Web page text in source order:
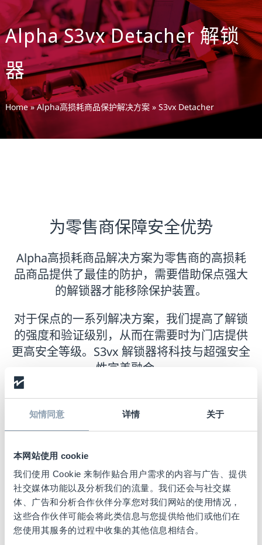
知情同意 详情 关于
本网站使用 cookie
我们使用 Cookie 来制作贴合用户需求的内容与广告、提供
社交媒体功能以及分析我们的流量。我们还会与社交媒
体、广告和分析合作伙伴分享您对我们网站的使用情况，
这些合作伙伴可能会将此类信息与您提供给他们或他们在
您使用其服务的过程中收集的其他信息相结合。
Alpha S3vx Detacher 解锁
器
Home»Alpha高损耗商品保护解决方案» S3vx Detacher
为零售商保障安全优势
Alpha高损耗商品解决方案为零售商的高损耗
品商品提供了最佳的防护，需要借助保点强大
的解锁器才能移除保护装置。
对于保点的一系列解决方案，我们提高了解锁
的强度和验证级别，从而在需要时为门店提供
更高安全等级。S3vx 解锁器将科技与超强安全
性完美融合。
除非采用具有相同唯一代码的S3vx解
锁器进行解锁并打开S3vx标签，否则
S3vx标签将发出警报。
如果被盗，S3vx验证码将自动清楚，
以防止在其他任何地方被恶意使用。
被盗的S3vx解锁器在打开另一家商店
中的S3vx标签时也会发出警报。